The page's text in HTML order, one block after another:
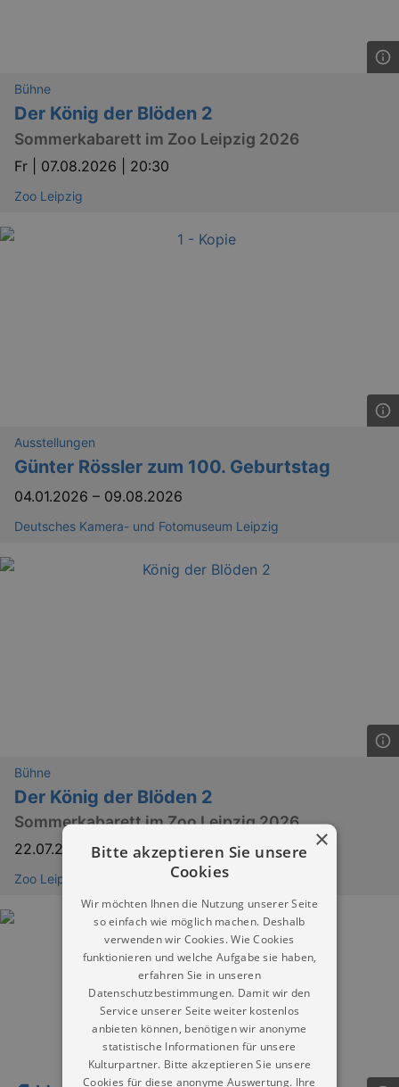
Bühne
Der König der Blöden 2
Sommerkabarett im Zoo Leipzig 2026
Fr | 07.08.2026 | 20:30
Zoo Leipzig
Ausstellungen
Günter Rössler zum 100. Geburtstag
04.01.2026 – 09.08.2026
Deutsches Kamera- und Fotomuseum Leipzig
Bühne
Der König der Blöden 2
Sommerkabarett im Zoo Leipzig 2026
22.07.2026–09.08.2026
Zoo Leipzig
×
Bitte akzeptieren Sie unsere
Cookies
Wir möchten Ihnen die Nutzung unserer Seite
so einfach wie möglich machen. Deshalb
verwenden wir Cookies. Wie Cookies
funktionieren und welche Aufgabe sie haben,
erfahren Sie in unseren
Datenschutzbestimmungen. Damit wir den
Service unserer Seite weiter kostenlos
anbieten können, benötigen wir anonyme
statistische Informationen für unsere
Kulturpartner. Bitte akzeptieren Sie unsere
Cookies für diese anonyme Auswertung. Ihre